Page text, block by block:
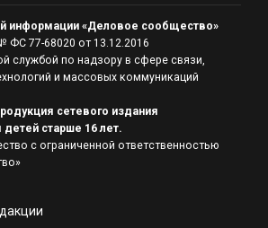
информации «Деловое сообщество»
ФС 77-68020 от 13.12.2016
службой по надзору в сфере связи,
и массовых коммуникаций
сетевого издания
старше 16 лет.
с ограниченной ответственностью